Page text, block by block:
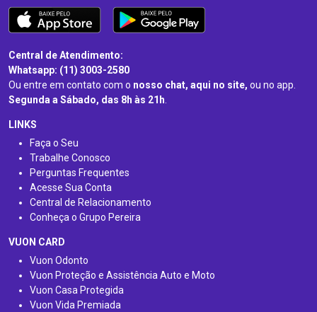
Central de Atendimento:
Whatsapp: (11) 3003-2580
Ou entre em contato com o nosso chat, aqui no site, ou no app.
Segunda a Sábado, das 8h às 21h.
LINKS
Faça o Seu
Trabalhe Conosco
Perguntas Frequentes
Acesse Sua Conta
Central de Relacionamento
Conheça o Grupo Pereira
VUON CARD
Vuon Odonto
Vuon Proteção e Assistência Auto e Moto
Vuon Casa Protegida
Vuon Vida Premiada